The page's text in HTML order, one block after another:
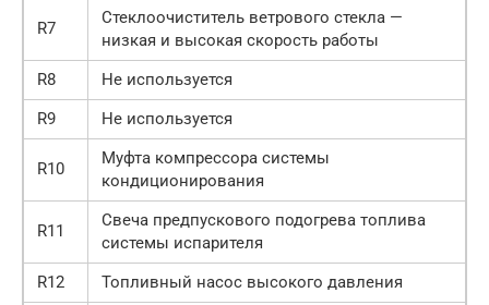
R7
Стеклоочиститель ветрового стекла —
низкая и высокая скорость работы
R8
Не используется
R9
Не используется
R10
Муфта компрессора системы
кондиционирования
R11
Свеча предпускового подогрева топлива
системы испарителя
R12
Топливный насос высокого давления